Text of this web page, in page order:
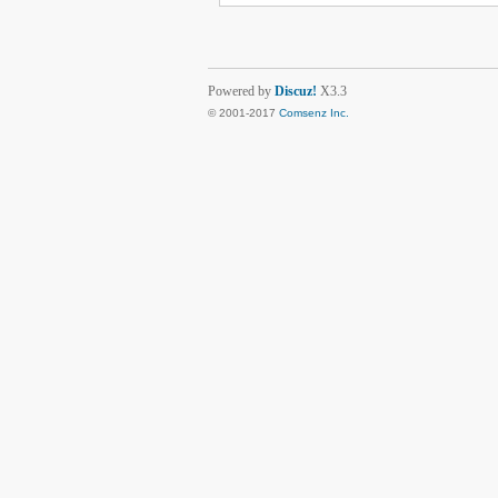
Powered by Discuz! X3.3
© 2001-2017 Comsenz Inc.